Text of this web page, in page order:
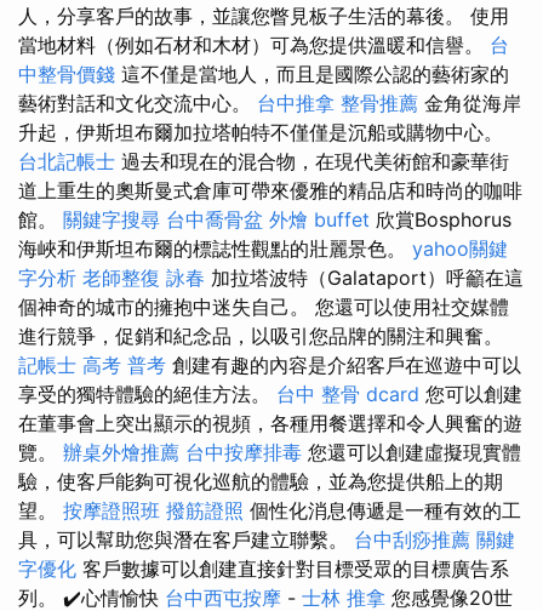
人，分享客戶的故事，並讓您瞥見板子生活的幕後。 使用
當地材料（例如石材和木材）可為您提供溫暖和信譽。 台
中整骨價錢 這不僅是當地人，而且是國際公認的藝術家的
藝術對話和文化交流中心。 台中推拿 整骨推薦 金角從海岸
升起，伊斯坦布爾加拉塔帕特不僅僅是沉船或購物中心。
台北記帳士 過去和現在的混合物，在現代美術館和豪華街
道上重生的奧斯曼式倉庫可帶來優雅的精品店和時尚的咖啡
館。 關鍵字搜尋 台中喬骨盆 外燴 buffet 欣賞Bosphorus
海峽和伊斯坦布爾的標誌性觀點的壯麗景色。 yahoo關鍵
字分析 老師整復 詠春 加拉塔波特（Galataport）呼籲在這
個神奇的城市的擁抱中迷失自己。 您還可以使用社交媒體
進行競爭，促銷和紀念品，以吸引您品牌的關注和興奮。
記帳士 高考 普考 創建有趣的內容是介紹客戶在巡遊中可以
享受的獨特體驗的絕佳方法。 台中 整骨 dcard 您可以創建
在董事會上突出顯示的視頻，各種用餐選擇和令人興奮的遊
覽。 辦桌外燴推薦 台中按摩排毒 您還可以創建虛擬現實體
驗，使客戶能夠可視化巡航的體驗，並為您提供船上的期
望。 按摩證照班 撥筋證照 個性化消息傳遞是一種有效的工
具，可以幫助您與潛在客戶建立聯繫。 台中刮痧推薦 關鍵
字優化 客戶數據可以創建直接針對目標受眾的目標廣告系
列。 ✔️心情愉快 台中西屯按摩 - 士林 推拿 您感覺像20世